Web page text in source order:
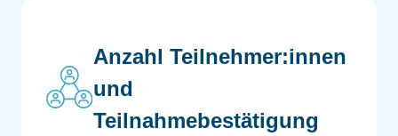
Anzahl Teilnehmer:innen
und
Teilnahmebestätigung